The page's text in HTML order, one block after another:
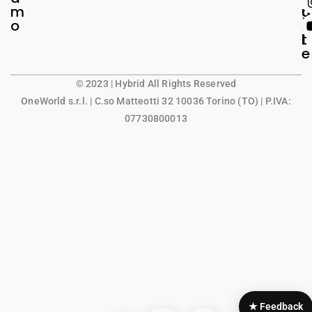
m
o
g
a
l
e
u
n
t
© 2023 | Hybrid All Rights Reserved
OneWorld s.r.l. | C.so Matteotti 32 10036 Torino (TO) | P.IVA:
07730800013
★ Feedback